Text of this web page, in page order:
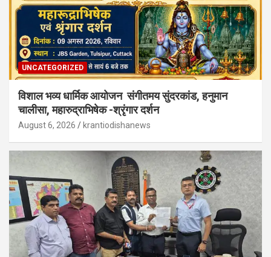
UNCATEGORIZED
विशाल भव्य धार्मिक आयोजन संगीतमय सुंदरकांड, हनुमान
चालीसा, महारुद्राभिषेक -श्रृंगार दर्शन
August 6, 2026 krantiodishanews